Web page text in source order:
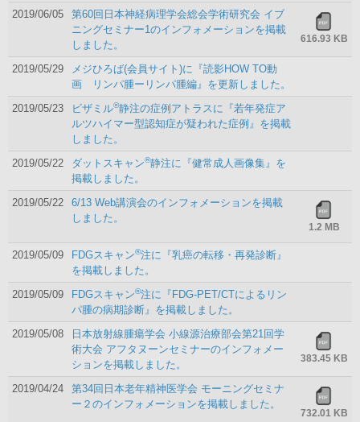
2019/06/05
第60回日本神経病理学会総会学術研究会 イブ
ニングセミナー1のインフォメーションを掲載
しました。
616.93 KB
2019/05/29
メジひろば(会員サイト)に『読影HOW TO動
画 リンパ腫ーリンパ腫編』を更新しました。
2019/05/23
ビザミル®静注の症例アトラスに『若年発症ア
ルツハイマー型認知症が疑われた症例』を掲載
しました。
2019/05/22
ダットスキャン®静注に『健常成人画像集』を
掲載しました。
2019/05/22
6/13 Web講演会のインフォメーションを掲載
しました。
1.2 MB
2019/05/09 FDGスキャン®注に『乳癌の転移・再発診断』
を掲載しました。
2019/05/09
FDGスキャン®注に『FDG-PET/CTによるリン
パ腫の病期診断』を掲載しました。
2019/05/08
日本放射線腫瘍学会 小線源治療部会第21回学
術大会 アフタヌーンセミナーのインフォメー
ションを掲載しました。
383.45 KB
2019/04/24
第34回日本老年精神医学会 モーニングセミナ
ー２のインフォメーションを掲載しました。
732.01 KB